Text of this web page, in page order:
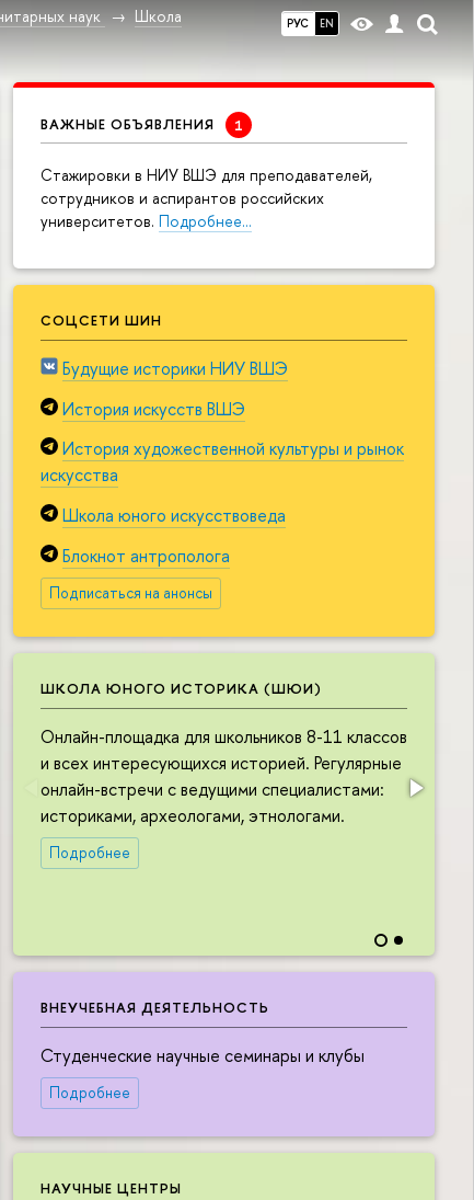
РУС EN
наук
Школа
ВАЖНЫЕ ОБЪЯВЛЕНИЯ
Cтажировки в НИУ ВШЭ для преподавателей,
сотрудников и аспирантов российских
университетов. Подробнее…
СОЦСЕТИ ШИН
Будущие историки НИУ ВШЭ
История искусств ВШЭ
История художественной культуры и рынок
искусства
Школа юного искусствоведа
Блокнот антрополога
Подписаться на анонсы
ШКОЛА ЮНОГО ИСТОРИКА (ШЮИ)
Онлайн-площадка для школьников 8-11 классов
и всех интересующихся историей. Регулярные
онлайн-встречи с ведущими специалистами:
историками, археологами, этнологами.
Подробнее
ВНЕУЧЕБНАЯ ДЕЯТЕЛЬНОСТЬ
Студенческие научные семинары и клубы
Подробнее
НАУЧНЫЕ ЦЕНТРЫ